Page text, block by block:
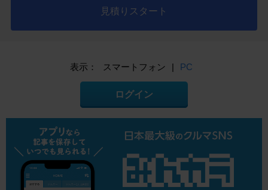
見積りスタート
表示： スマートフォン | PC
ログイン